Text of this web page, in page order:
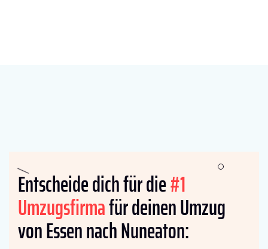
Entscheide dich für die#1
Umzugsfirmafür deinen Umzug
von Essen nach Nuneaton: